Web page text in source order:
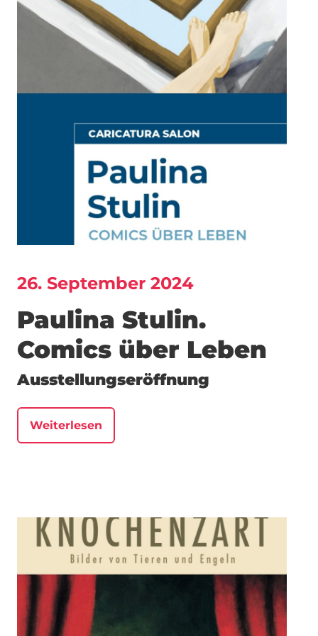
26. September 2024
Paulina Stulin.
Comics über Leben
Ausstellungseröffnung
Weiterlesen